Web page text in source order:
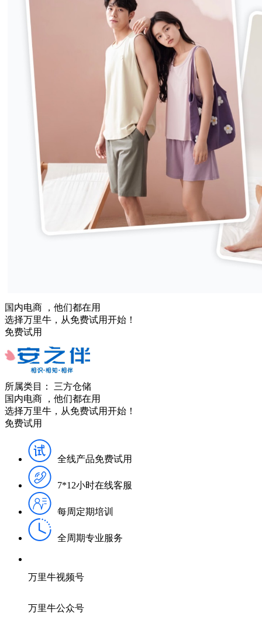
国内电商
，他们都在用
选择万里牛，从免费试用开始！
免费试用
所属类目：
三方仓储
国内电商
，他们都在用
选择万里牛，从免费试用开始！
免费试用
全线产品免费试用
7*12小时在线客服
每周定期培训
全周期专业服务
万里牛视频号
万里牛公众号